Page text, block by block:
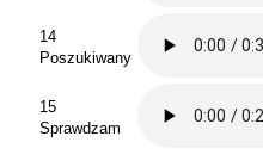
14
Poszukiwany
15
Sprawdzam